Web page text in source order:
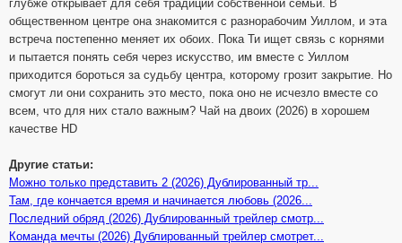
глубже открывает для себя традиции собственной семьи. В
общественном центре она знакомится с разнорабочим Уиллом, и эта
встреча постепенно меняет их обоих. Пока Ти ищет связь с корнями
и пытается понять себя через искусство, им вместе с Уиллом
приходится бороться за судьбу центра, которому грозит закрытие. Но
смогут ли они сохранить это место, пока оно не исчезло вместе со
всем, что для них стало важным? Чай на двоих (2026) в хорошем
качестве HD
Другие статьи:
Можно только представить 2 (2026) Дублированный тр...
Там, где кончается время и начинается любовь (2026...
Последний обряд (2026) Дублированный трейлер смотр...
Команда мечты (2026) Дублированный трейлер смотрет...